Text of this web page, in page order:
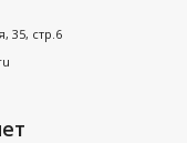
35, стр.6